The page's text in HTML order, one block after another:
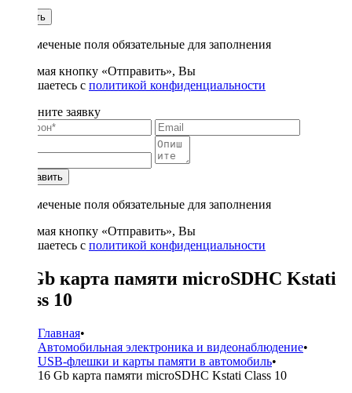
Купить
* - отмеченые поля обязательные для заполнения
Нажимая кнопку «Отправить», Вы
соглашаетесь с политикой конфиденциальности
Заполните заявку
Отправить
* - отмеченые поля обязательные для заполнения
Нажимая кнопку «Отправить», Вы
соглашаетесь с политикой конфиденциальности
16 Gb карта памяти microSDHC Kstati
Class 10
Главная•
Автомобильная электроника и видеонаблюдение•
USB-флешки и карты памяти в автомобиль•
16 Gb карта памяти microSDHC Kstati Class 10